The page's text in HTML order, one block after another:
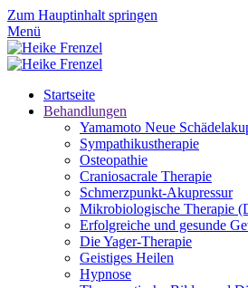
Zum Hauptinhalt springen
Menü
Startseite
Behandlungen
Yamamoto Neue
Sympathikustherapie
Osteopathie
Craniosacrale Therapie
Schmerzpunkt-Akupressur
Mikrobiologische Therapie
Erfolgreiche und gesunde
Die Yager-Therapie
Geistiges Heilen
Hypnose